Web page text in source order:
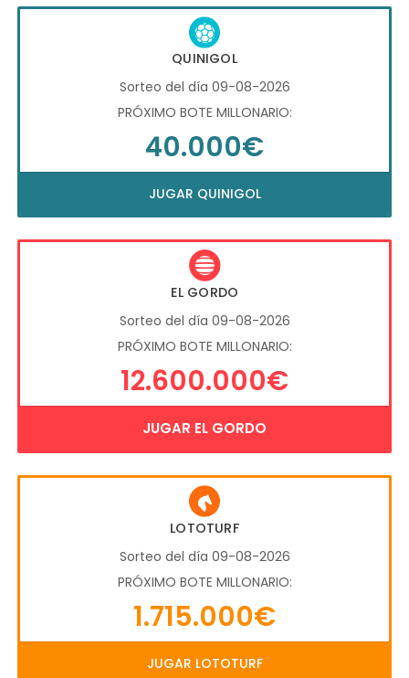
QUINIGOL
Sorteo del día 09-08-2026
PRÓXIMO BOTE MILLONARIO:
40.000€
JUGAR QUINIGOL
EL GORDO
Sorteo del día 09-08-2026
PRÓXIMO BOTE MILLONARIO:
12.600.000€
JUGAR EL GORDO
LOTOTURF
Sorteo del día 09-08-2026
PRÓXIMO BOTE MILLONARIO:
1.715.000€
JUGAR LOTOTURF